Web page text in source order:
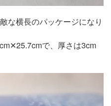
な横長のパッケージになり
で、厚さは3cm